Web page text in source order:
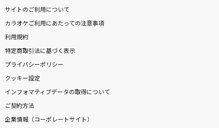
サイトのご利用について
カラオケご利用にあたっての注意事項
利用規約
特定商取引法に基づく表示
プライバシーポリシー
クッキー設定
インフォマティブデータの取得について
ご契約方法
企業情報（コーポレートサイト）